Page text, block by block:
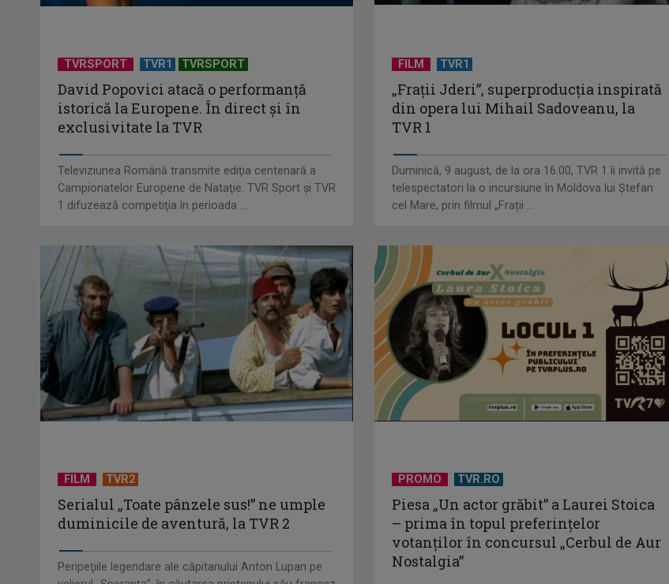
TVRSPORT TVR1 TVRSPORT
David Popovici atacă o performanţă
istorică la Europene. În direct şi în
exclusivitate la TVR
Televiziunea Română transmite ediţia centenară a
Campionatelor Europene de Nataţie. TVR Sport şi TVR
1 difuzează competiţia în perioada ...
FILM TVR1
„Frații Jderi”, superproducția inspirată
din opera lui Mihail Sadoveanu, la
TVR 1
Duminică, 9 august, de la ora 16.00, TVR 1 îi invită pe
telespectatori la o incursiune în Moldova lui Ștefan
cel Mare, prin filmul „Frații ...
FILM TVR2
Serialul „Toate pânzele sus!” ne umple
duminicile de aventură, la TVR 2
Peripeţiile legendare ale căpitanului Anton Lupan pe
PROMO TVR.RO
Piesa „Un actor grăbit” a Laurei Stoica
– prima în topul preferinţelor
votanţilor în concursul „Cerbul de Aur
Nostalgia”